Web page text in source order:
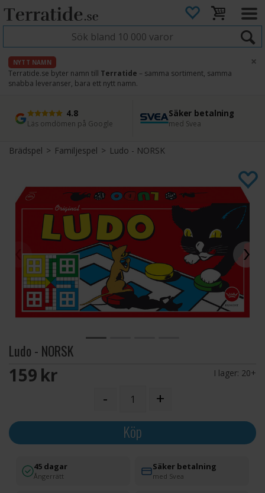
NYTT NAMN
Terratide.se byter namn till Terratide – samma sortiment, samma
snabba leveranser, bara ett nytt namn.
×
4.8
Läs omdömen på Google
Säker betalning
med Svea
Snabb leverans
Direkt från lager
45 dagars ångerrätt
Enkel retur
Brädspel> Familjespel> Ludo - NORSK
Ludo - NORSK
159 SEK I lager: 20+
- +
Köp
45 dagar
Ångerrätt
Säker betalning
med Svea